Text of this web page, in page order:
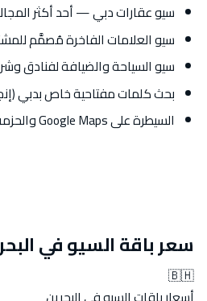
سيو عقارات دبي — أحد أكثر
سيو العلامات الفاخرة مُصمَّم
سيو السياحة والضيافة لفنادق
بحث كلمات مفتاحية خاص بدبي
السيطرة على Google Maps والحزمة المحلية في دبي
سعر باقة السيو في
🇧🇭